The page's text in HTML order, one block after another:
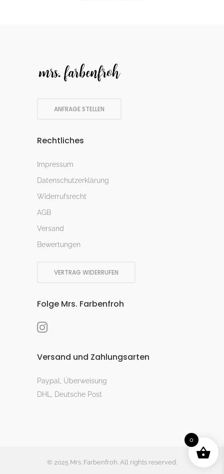
ANFRAGE STELLEN
Rechtliches
Impressum
Datenschutzerklärung
Widerrufsrecht
AGB
Versand
Bewertungen
VERTRAG WIDERRUFEN
Folge Mrs. Farbenfroh
Versand und Zahlungsarten
Paypal, Überweisung
DHL, Deutsche Post
© 2025 Mrs. Farbenfroh. All rights reserved.
0